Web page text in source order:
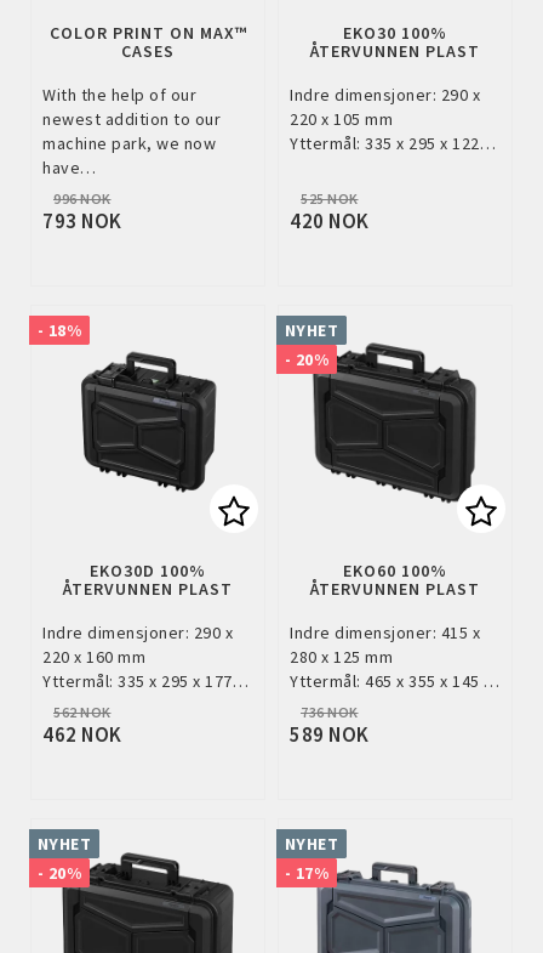
Add to list of favorites
COLOR PRINT ON MAX™
CASES
With the help of our
newest addition to our
machine park, we now
have…
996 NOK
793 NOK
EKO30 100%
ÅTERVUNNEN PLAST
Indre dimensjoner: 290 x
220 x 105 mm
Yttermål: 335 x 295 x 122…
525 NOK
420 NOK
- 18%
Add to list of favorites
EKO30D 100%
ÅTERVUNNEN PLAST
Indre dimensjoner: 290 x
220 x 160 mm
Yttermål: 335 x 295 x 177…
562 NOK
462 NOK
NYHET
- 20%
EKO60 100%
ÅTERVUNNEN PLAST
Indre dimensjoner: 415 x
280 x 125 mm
Yttermål: 465 x 355 x 145 …
736 NOK
589 NOK
NYHET
- 20%
NYHET
- 17%